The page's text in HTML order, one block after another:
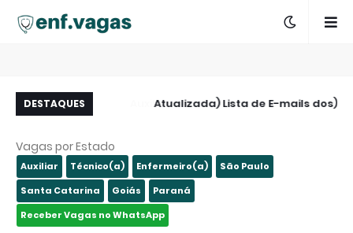
DESTAQUES
(Atualizada) Lista de E-mails dos
Leste - São
Vagas por Estado
Auxiliar Técnico(a) Enfermeiro(a)
São Paulo
Santa Catarina
Goiás
Paraná
Receber Vagas no WhatsApp